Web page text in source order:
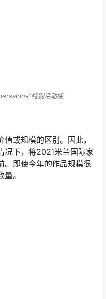
特别活动版
或规模的区别。因此，
况下，将2021米兰国际家
。即使今年的作品规模很
。